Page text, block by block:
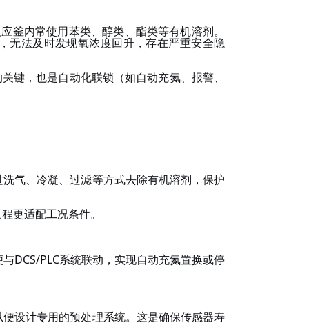
内常使用苯类、醇类、酯类等有机溶剂。
无法及时发现氧浓度回升，存在严重安全隐
键，也是自动化联锁（如自动充氮、报警、
气、冷凝、过滤等方式去除有机溶剂，保护
更适配工况条件。
DCS/PLC系统联动，实现自动充氮置换或停
便设计专用的预处理系统。这是确保传感器寿